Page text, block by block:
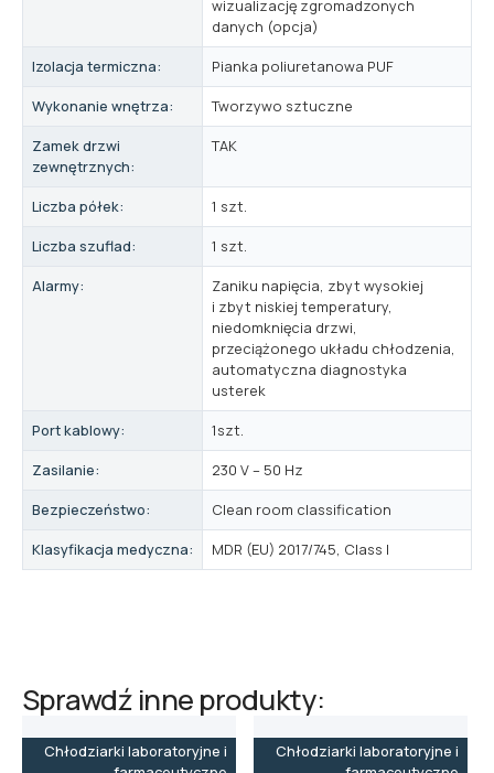
wizualizację zgromadzonych
danych (opcja)
Izolacja termiczna:
Pianka poliuretanowa PUF
Wykonanie wnętrza:
Tworzywo sztuczne
Zamek drzwi
zewnętrznych:
TAK
Liczba półek:
1 szt.
Liczba szuflad:
1 szt.
Alarmy:
Zaniku napięcia, zbyt wysokiej
i zbyt niskiej temperatury,
niedomknięcia drzwi,
przeciążonego układu chłodzenia,
automatyczna diagnostyka
usterek
Port kablowy:
1szt.
Zasilanie:
230 V – 50 Hz
Bezpieczeństwo:
Clean room classification
Klasyfikacja medyczna:
MDR (EU) 2017/745, Class I
Sprawdź inne produkty:
Chłodziarki laboratoryjne i
Chłodziarki laboratoryjne i